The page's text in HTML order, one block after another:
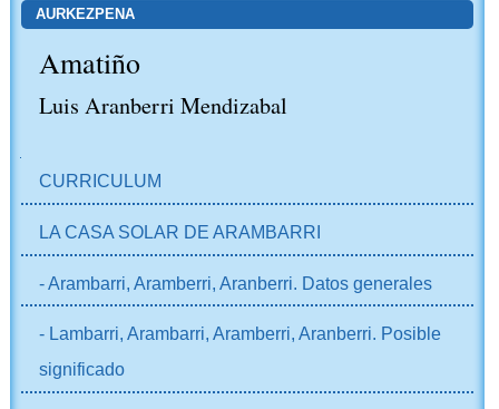
AURKEZPENA
Amatiño
Luis Aranberri Mendizabal
CURRICULUM
LA CASA SOLAR DE ARAMBARRI
- Arambarri, Aramberri, Aranberri. Datos generales
- Lambarri, Arambarri, Aramberri, Aranberri. Posible
significado